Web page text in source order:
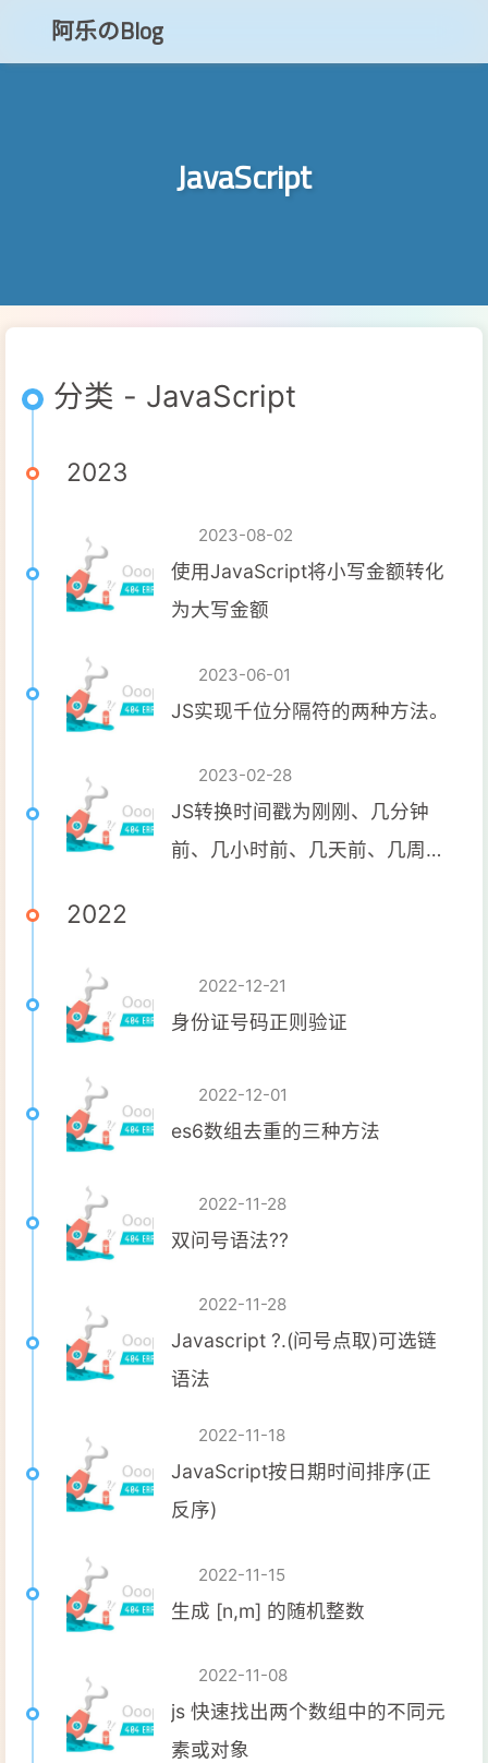
阿乐のBlog
JavaScript
分类 - JavaScript
2023
2023-08-02
使用JavaScript将小写金额转化
为大写金额
2023-06-01
JS实现千位分隔符的两种方法。
2023-02-28
JS转换时间戳为刚刚、几分钟
前、几小时前、几天前、几周
2022
2022-12-21
身份证号码正则验证
2022-12-01
es6数组去重的三种方法
2022-11-28
双问号语法??
2022-11-28
Javascript ?.(问号点取)可选链
语法
2022-11-18
JavaScript按日期时间排序(正
反序)
2022-11-15
生成 [n,m] 的随机整数
2022-11-08
js 快速找出两个数组中的不同元
素或对象